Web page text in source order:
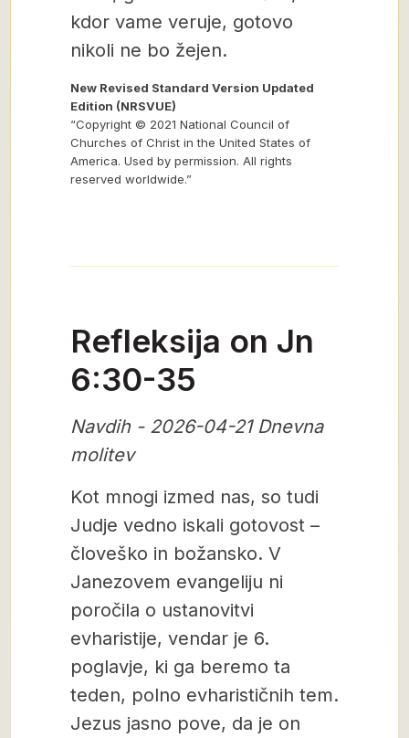
kdor vame veruje, gotovo
nikoli ne bo žejen.
New Revised Standard Version Updated
Edition (NRSVUE)
“Copyright © 2021 National Council of
Churches of Christ in the United States of
America. Used by permission. All rights
reserved worldwide.”
Refleksija on Jn
6:30-35
Navdih - 2026-04-21 Dnevna
molitev
Kot mnogi izmed nas, so tudi
Judje vedno iskali gotovost –
človeško in božansko. V
Janezovem evangeliju ni
poročila o ustanovitvi
evharistije, vendar je 6.
poglavje, ki ga beremo ta
teden, polno evharističnih tem.
Jezus jasno pove, da je on